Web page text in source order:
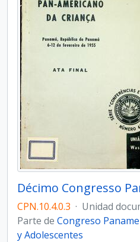
CPN.10.4.0.3 · Unidad
Parte de Congreso
y Adolescentes